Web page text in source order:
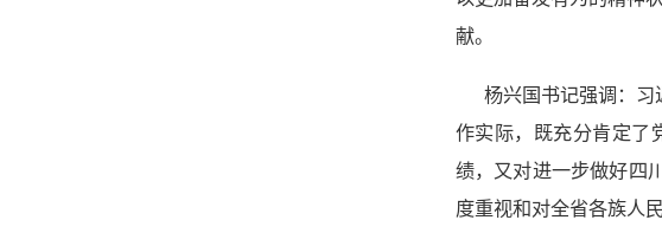
献。
杨兴国书记强调：
作实际，既充分肯定了
绩，又对进一步做好四
度重视和对全省各族人